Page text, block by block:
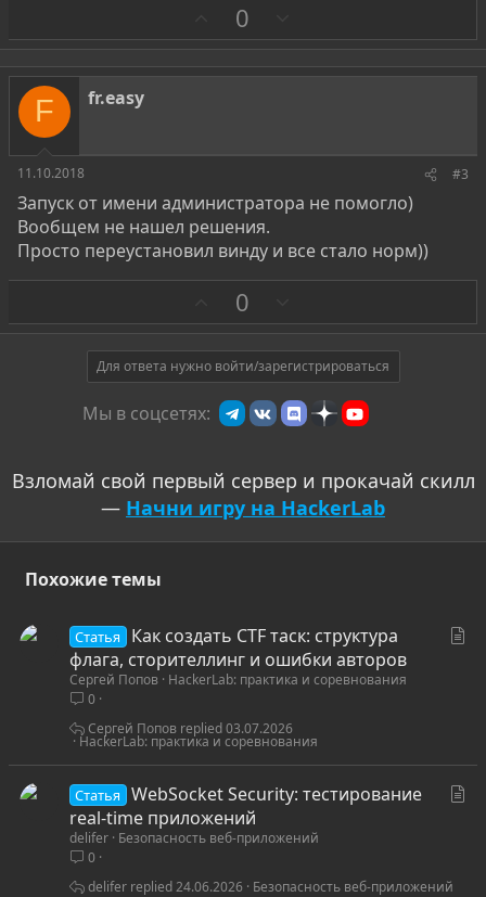
а
0
р
о
F fr.easy
11.10.2018 #3
Запуск от имени администратора не помогло)
Вообщем не нашел решения.
Просто переустановил винду и все стало норм))
а
0
р
о
т
и
в
Для ответа нужно войти/зарегистрироваться
Мы в соцсетях:
Взломай свой первый сервер и прокачай скилл
— Начни игру на HackerLab
Похожие темы
Статья
Как создать CTF таск: структура
флага, сторителлинг и ошибки авторов
Сергей Попов HackerLab: практика и соревнования
0
HackerLab: практика и соревнования
03.07.2026
Сергей Попов
Статья
WebSocket Security: тестирование
real-time приложений
delifer Безопасность веб-приложений
0
Безопасность веб-приложений
24.06.2026
delifer